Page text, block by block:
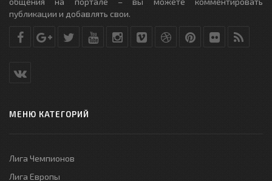
публикации и добавлять свои.
МЕНЮ КАТЕГОРИЙ
Лига Чемпионов
Лига Европы